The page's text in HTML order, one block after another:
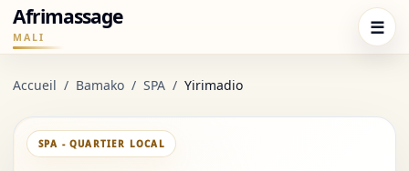
Afrimassage
MALI ☰
Accueil / Bamako / SPA / Yirimadio
SPA - QUARTIER LOCAL